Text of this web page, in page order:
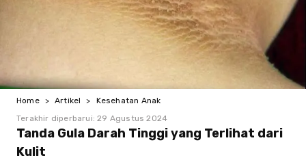
Home > Artikel >
Kesehatan Anak
Terakhir diperbarui:29 Agustus 2024
Tanda Gula Darah Tinggi yang Terlihat dari
Kulit